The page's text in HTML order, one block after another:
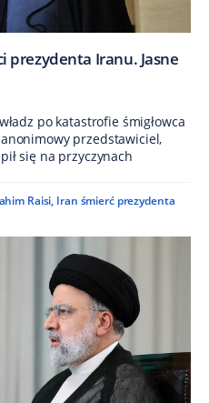
prezydenta Iranu. Jasne
po katastrofie śmigłowca
przedstawiciel,
się na przyczynach
Raisi, Iran śmierć prezydenta